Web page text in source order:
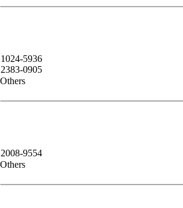
1024-5936
2383-0905
Others
2008-9554
Others